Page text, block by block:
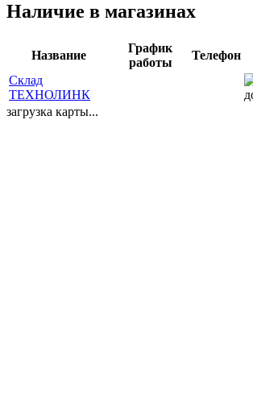
Наличие в магазинах
Название
График
работы
Телефон
Склад
ТЕХНОЛИНК
загрузка карты...